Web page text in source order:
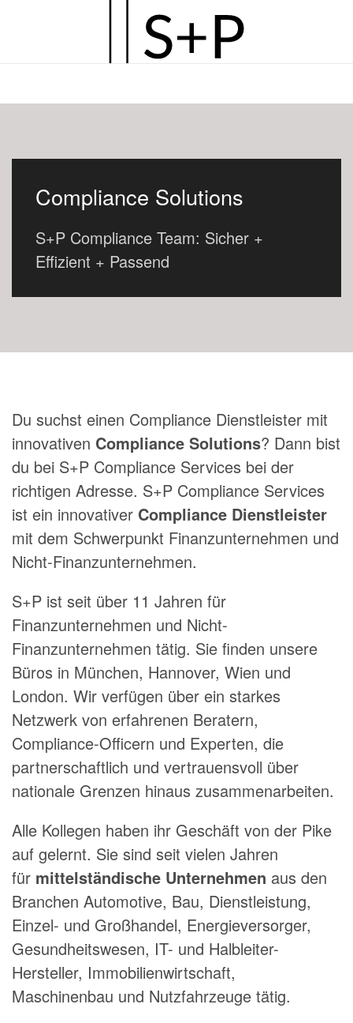
Hauptinhalt
Compliance Solutions
S+P Compliance Team: Sicher +
Effizient + Passend
Du suchst einen Compliance Dienstleister mit
innovativen Compliance Solutions? Dann bist
du bei S+P Compliance Services bei der
richtigen Adresse. S+P Compliance Services
ist ein innovativer Compliance Dienstleister
mit dem Schwerpunkt Finanzunternehmen und
Nicht-Finanzunternehmen.
S+P ist seit über 11 Jahren für
Finanzunternehmen und Nicht-
Finanzunternehmen tätig. Sie finden unsere
Büros in München, Hannover, Wien und
London. Wir verfügen über ein starkes
Netzwerk von erfahrenen Beratern,
Compliance-Officern und Experten, die
partnerschaftlich und vertrauensvoll über
nationale Grenzen hinaus zusammenarbeiten.
Alle Kollegen haben ihr Geschäft von der Pike
auf gelernt. Sie sind seit vielen Jahren
für mittelständische Unternehmen aus den
Branchen Automotive, Bau, Dienstleistung,
Einzel- und Großhandel, Energieversorger,
Gesundheitswesen, IT- und Halbleiter-
Hersteller, Immobilienwirtschaft,
Maschinenbau und Nutzfahrzeuge tätig.